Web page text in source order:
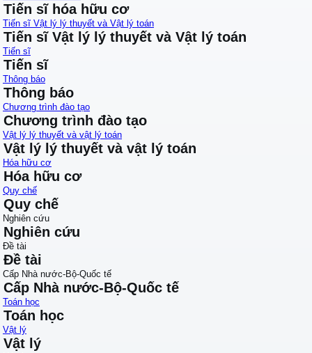
Tiến sĩ hóa hữu cơ
Tiến sĩ Vật lý lý thuyết và Vật lý toán
Tiến sĩ Vật lý lý thuyết và Vật lý toán
Tiến sĩ
Tiến sĩ
Thông báo
Thông báo
Chương trình đào tạo
Chương trình đào tạo
Vật lý lý thuyết và vật lý toán
Vật lý lý thuyết và vật lý toán
Hóa hữu cơ
Hóa hữu cơ
Quy chế
Quy chế
Nghiên cứu
Nghiên cứu
Đề tài
Đề tài
Cấp Nhà nước-Bộ-Quốc tế
Cấp Nhà nước-Bộ-Quốc tế
Toán học
Toán học
Vật lý
Vật lý